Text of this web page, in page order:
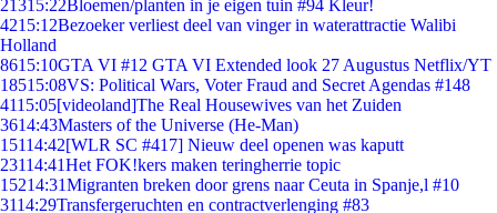
21315:22Bloemen/planten in je eigen tuin #94 Kleur!
4215:12Bezoeker verliest deel van vinger in waterattractie Walibi
Holland
8615:10GTA VI #12 GTA VI Extended look 27 Augustus Netflix/YT
18515:08VS: Political Wars, Voter Fraud and Secret Agendas #148
4115:05[videoland]The Real Housewives van het Zuiden
3614:43Masters of the Universe (He-Man)
15114:42[WLR SC #417] Nieuw deel openen was kaputt
23114:41Het FOK!kers maken teringherrie topic
15214:31Migranten breken door grens naar Ceuta in Spanje,l #10
3114:29Transfergeruchten en contractverlenging #83